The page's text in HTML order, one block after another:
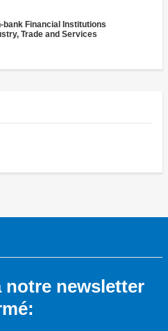
bank Financial Institutions
Trade and Services
notre newsletter